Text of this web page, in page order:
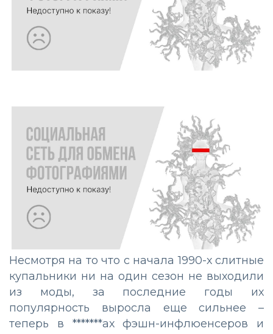
Несмотря на то что с начала 1990-х слитные
купальники ни на один сезон не выходили
из моды, за последние годы их
популярность выросла еще сильнее –
теперь в *******ах фэшн-инфлюенсеров и